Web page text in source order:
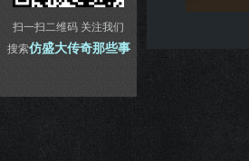
扫一扫二维码 关注我们
搜索仿盛大传奇那些事